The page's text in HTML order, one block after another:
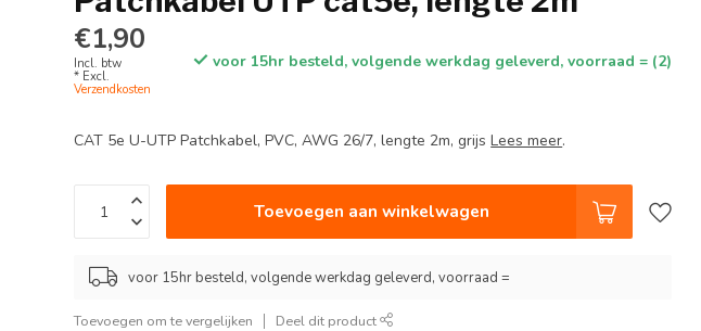
€1,90
Incl. btw
* Excl.
Verzendkosten
voor 15hr besteld, volgende werkdag geleverd, voorraad = (2)
CAT 5e U-UTP Patchkabel, PVC, AWG 26/7, lengte 2m, grijsLees meer.
Toevoegen aan winkelwagen
voor 15hr besteld, volgende werkdag geleverd, voorraad =
Toevoegen om te vergelijken Deel dit product